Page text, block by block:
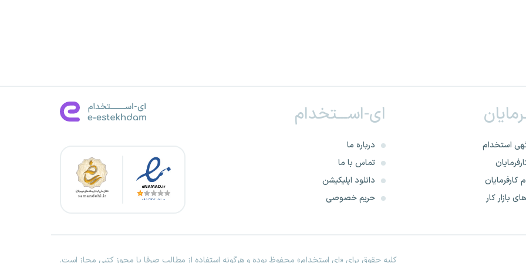
استخدام
کارفرمایان
بازار کار
ای-اســـتخدام
درباره ما
تماس با ما
دانلود اپلیکیشن
حریم خصوصی
کلیه حقوق برای «ای استخدام» محفوظ بوده و هرگونه استفاده از مطالب صرفا با مجوز کتبی مجاز است.